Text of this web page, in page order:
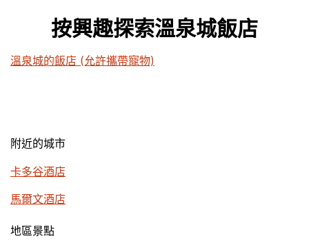
按興趣探索溫泉城飯店
溫泉城的飯店 (允許攜帶寵物)
附近的城市
卡多谷酒店
馬爾文酒店
地區景點